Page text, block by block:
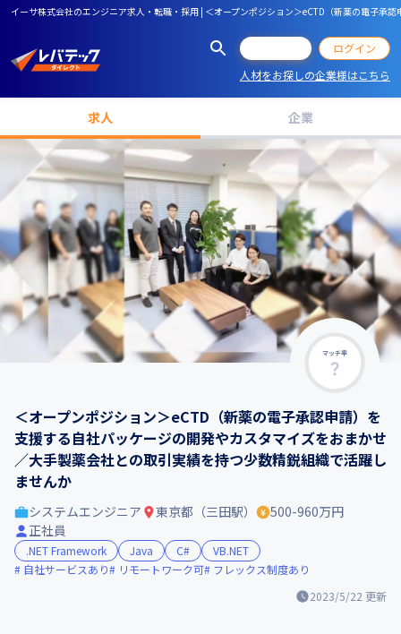
イーサ株式会社のエンジニア求人・転職・採用 | ＜オープンポジション＞eCTD（新薬の電子
ログイン
人材をお探しの企業様はこちら
求人 企業
マッチ率
＜オープンポジション＞eCTD（新薬の電子承認申請）を
支援する自社パッケージの開発やカスタマイズをおまかせ
／大手製薬会社との取引実績を持つ少数精鋭組織で活躍し
ませんか
2023/5/22 更新
システムエンジニア 東京都（三田駅）
500-960万円
正社員
.NET Framework Java C#
VB.NET
自社サービスあり
リモートワーク可 フレックス制度あり